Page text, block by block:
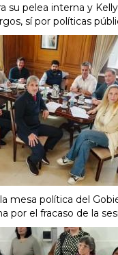
su pelea interna y
sí por políticas
mesa política del
por el fracaso de la